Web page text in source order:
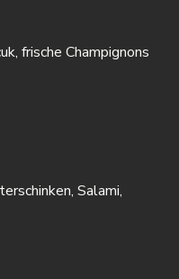
frische Champignons
Salami,